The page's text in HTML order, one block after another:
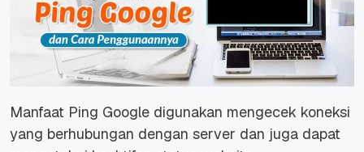
Manfaat Ping Google digunakan mengecek koneksi
yang berhubungan dengan server dan juga dapat